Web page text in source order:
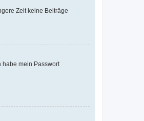
Zeit keine Beiträge
habe mein Passwort